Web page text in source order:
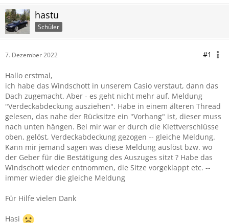
hastu
Schüler
7. Dezember 2022 #1
Hallo erstmal,
ich habe das Windschott in unserem Casio verstaut, dann das
Dach zugemacht. Aber - es geht nicht mehr auf. Meldung
"Verdeckabdeckung ausziehen". Habe in einem älteren Thread
gelesen, das nahe der Rücksitze ein "Vorhang" ist, dieser muss
nach unten hängen. Bei mir war er durch die Klettverschlüsse
oben, gelöst, Verdeckabdeckung gezogen -- gleiche Meldung.
Kann mir jemand sagen was diese Meldung auslöst bzw. wo
der Geber für die Bestätigung des Auszuges sitzt ? Habe das
Windschott wieder entnommen, die Sitze vorgeklappt etc. --
immer wieder die gleiche Meldung
Für Hilfe vielen Dank
Hasi